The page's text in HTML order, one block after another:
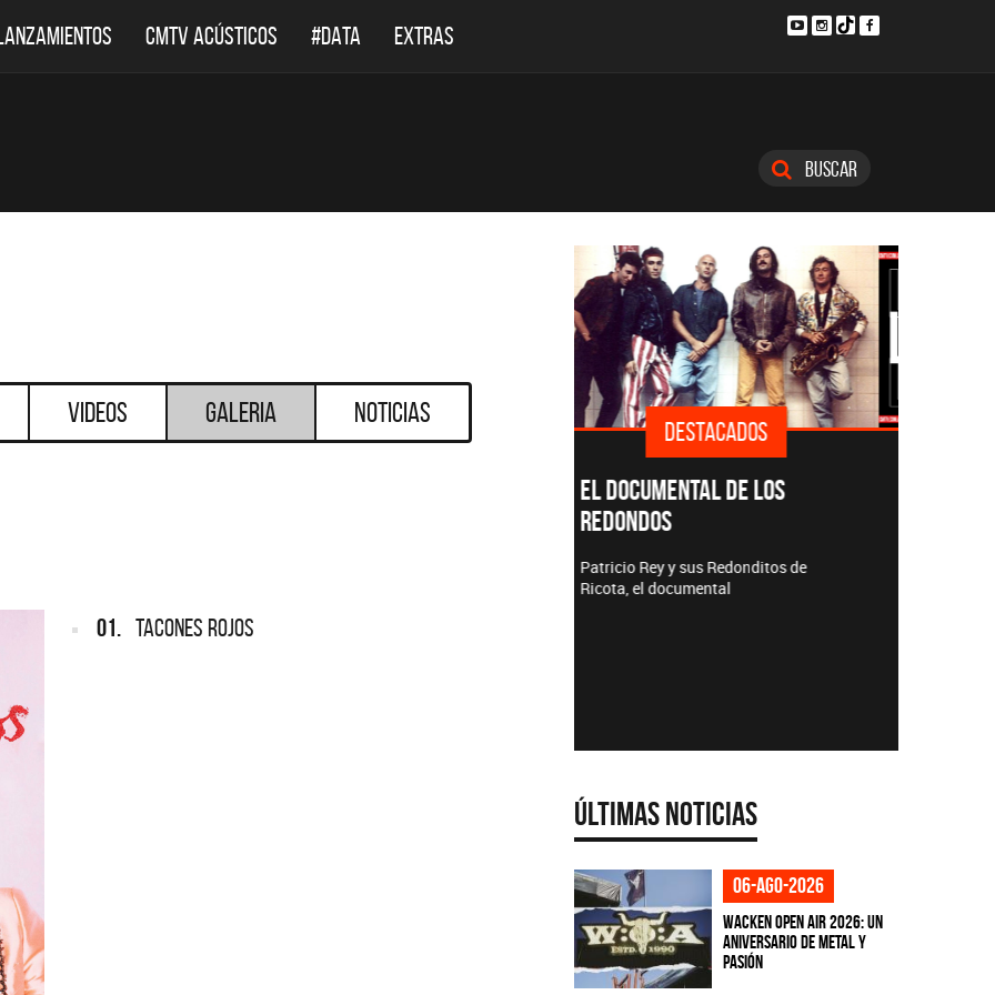
CMTV ACÚSTICOS #DATA EXTRAS
Buscar
Videos Galeria Noticias
01. TACONES ROJOS
DESTACADOS DESTACADOS DESTACADOS
SINGLES Y DISCOS DESTACADOS
Lanzamientos CMTV
Últimas Noticias
06-ago-2026
Wacken Open Air 2026: Un
aniversario de metal y
pasión